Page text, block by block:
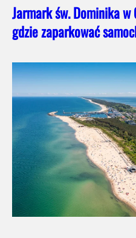
Jarmark św. Dominika w
gdzie zaparkować